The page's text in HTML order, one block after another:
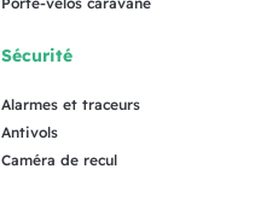
Sécurité
Alarmes et traceurs
Antivols
Caméra de recul